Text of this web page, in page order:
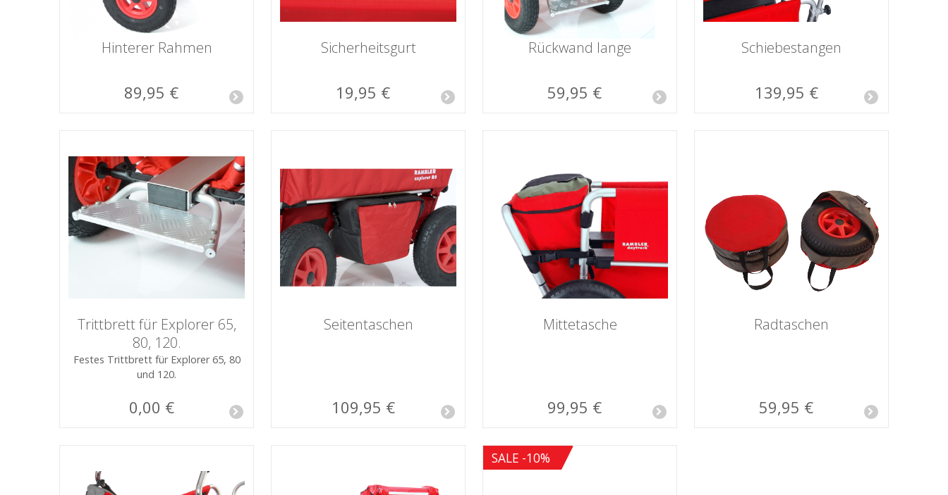
Hinterer Rahmen
89,95 €
Sicherheitsgurt
19,95 €
Rückwand lange
59,95 €
Schiebestangen
139,95 €
Trittbrett für Explorer 65,
80, 120.
Festes Trittbrett für Explorer 65, 80
und 120.
0,00 €
Seitentaschen
109,95 €
Mittetasche
99,95 €
Radtaschen
59,95 €
SALE -10%